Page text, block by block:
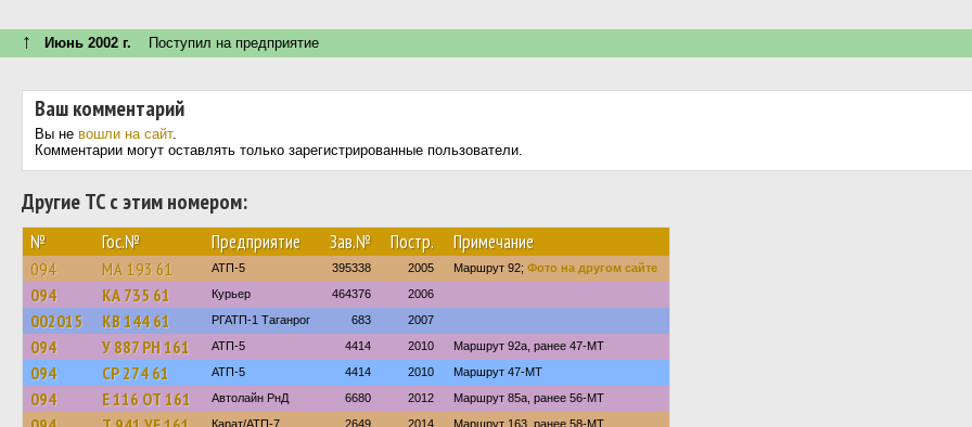
↑ Июнь 2002 г. Поступил на предприятие
Ваш комментарий
Вы не вошли на сайт.
Комментарии могут оставлять только зарегистрированные пользователи.
Другие ТС с этим номером:
№ Гос.№ Предприятие Зав.№ Постр. Примечание
094 МА 193 61 АТП-5 395338 2005 Маршрут 92; Фото на другом сайте
094 КА 735 61 Курьер 464376 2006
002015 КВ 144 61 РГАТП-1 Таганрог 683 2007
094 У 887 РН 161 АТП-5 4414 2010 Маршрут 92а, ранее 47-МТ
094 СР 274 61 АТП-5 4414 2010 Маршрут 47-МТ
094 Е 116 ОТ 161 Автолайн РнД 6680 2012 Маршрут 85а, ранее 56-МТ
Карат/АТП-7 2649 2014 Маршрут 163, ранее 58-МТ